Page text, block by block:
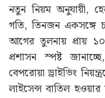
নতুন নিয়ম অনুযায়ী,
গতি, তিনজন একসঙ্গে
আগের তুলনায় প্রায়
প্রশাসন স্পষ্ট
বেপরোয়া ড্রাইভিং
লাইসেন্স বাতিল